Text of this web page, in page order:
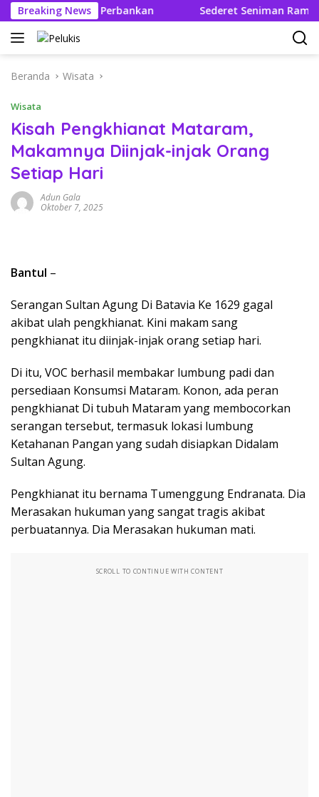
Langsung
ke
konten
Breaking News
Layanan Perbankan Sederet Seniman Ramaikan
Beranda Wisata
Wisata
Kisah Pengkhianat Mataram,
Makamnya Diinjak-injak Orang
Setiap Hari
Adun Gala
Oktober 7, 2025
Bantul –
Serangan Sultan Agung Di Batavia Ke 1629 gagal
akibat ulah pengkhianat. Kini makam sang
pengkhianat itu diinjak-injak orang setiap hari.
Di itu, VOC berhasil membakar lumbung padi dan
persediaan Konsumsi Mataram. Konon, ada peran
pengkhianat Di tubuh Mataram yang membocorkan
serangan tersebut, termasuk lokasi lumbung
Ketahanan Pangan yang sudah disiapkan Didalam
Sultan Agung.
Pengkhianat itu bernama Tumenggung Endranata. Dia
Merasakan hukuman yang sangat tragis akibat
perbuatannya. Dia Merasakan hukuman mati.
SCROLL TO CONTINUE WITH CONTENT